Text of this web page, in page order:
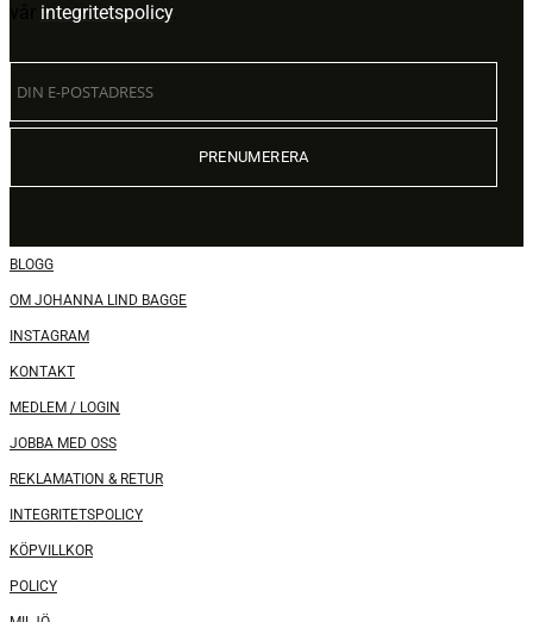
integritetspolicy.
BLOGG
OM JOHANNA LIND BAGGE
INSTAGRAM
KONTAKT
MEDLEM / LOGIN
JOBBA MED OSS
REKLAMATION & RETUR
INTEGRITETSPOLICY
KÖPVILLKOR
POLICY